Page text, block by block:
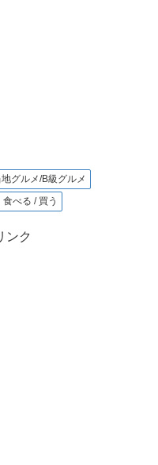
地グルメ/B級グルメ
食べる / 買う
ンク